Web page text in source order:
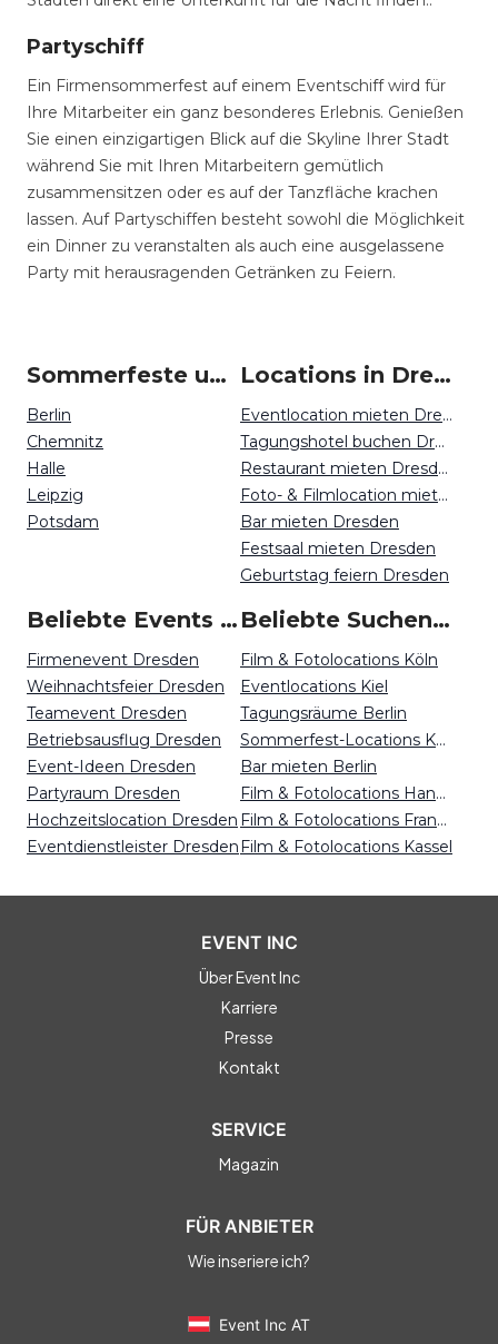
Partyschiff
Ein Firmensommerfest auf einem Eventschiff wird für
Ihre Mitarbeiter ein ganz besonderes Erlebnis. Genießen
Sie einen einzigartigen Blick auf die Skyline Ihrer Stadt
während Sie mit Ihren Mitarbeitern gemütlich
zusammensitzen oder es auf der Tanzfläche krachen
lassen. Auf Partyschiffen besteht sowohl die Möglichkeit
ein Dinner zu veranstalten als auch eine ausgelassene
Party mit herausragenden Getränken zu Feiern.
Sommerfeste um Dresden
Berlin
Chemnitz
Halle
Leipzig
Potsdam
Locations in Dresden mieten
Eventlocation mieten Dresden
Tagungshotel buchen Dresden
Restaurant mieten Dresden
Foto- & Filmlocation mieten Dresden
Bar mieten Dresden
Festsaal mieten Dresden
Geburtstag feiern Dresden
Beliebte Events in Dresden
Firmenevent Dresden
Weihnachtsfeier Dresden
Teamevent Dresden
Betriebsausflug Dresden
Event-Ideen Dresden
Partyraum Dresden
Hochzeitslocation Dresden
Eventdienstleister Dresden
Beliebte Suchen auf Event Inc
Film & Fotolocations Köln
Eventlocations Kiel
Tagungsräume Berlin
Sommerfest-Locations Köln
Bar mieten Berlin
Film & Fotolocations Hannover
Film & Fotolocations Frankfurt
Film & Fotolocations Kassel
EVENT INC
Über Event Inc
Karriere
Presse
Kontakt
SERVICE
Magazin
FÜR ANBIETER
Wie inseriere ich?
Event Inc AT